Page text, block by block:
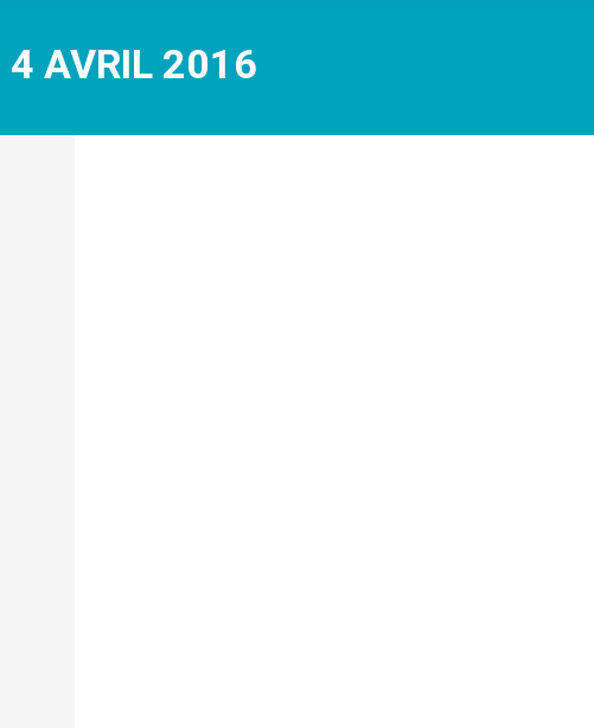
4 AVRIL 2016